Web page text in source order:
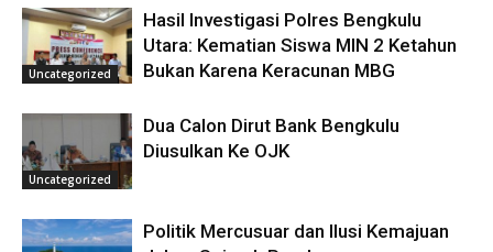
Uncategorized
Hasil Investigasi Polres Bengkulu
Utara: Kematian Siswa MIN 2 Ketahun
Bukan Karena Keracunan MBG
Uncategorized
Dua Calon Dirut Bank Bengkulu
Diusulkan Ke OJK
Politik Mercusuar dan Ilusi Kemajuan